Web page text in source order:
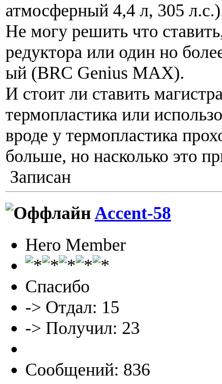
атмосферный 4,4 л, 305
Не могу решить что
редуктора или один но
ый (BRC Genius MAX).
И стоит ли ставить
термопластика или
вроде у термопластика
больше, но насколько это
Записан
Accent-58
Hero Member
Спасибо
-> Отдал: 15
-> Получил: 23
Сообщений: 836